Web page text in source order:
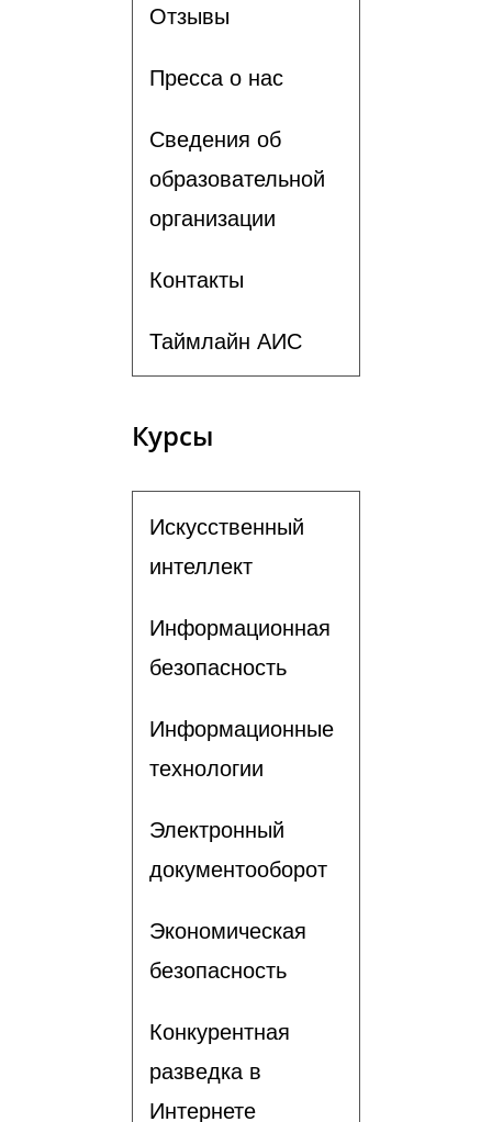
Отзывы
Пресса о нас
Сведения об
образовательной
организации
Контакты
Таймлайн АИС
Курсы
Искусственный
интеллект
Информационная
безопасность
Информационные
технологии
Электронный
документооборот
Экономическая
безопасность
Конкурентная
разведка в
Интернете